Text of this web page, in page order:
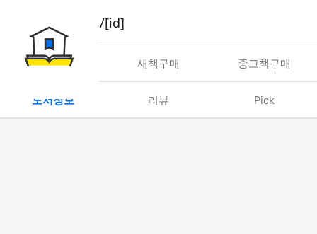
book/rent/[id]
대여 새책구매 중고책구매
도서정보 리뷰 Pick